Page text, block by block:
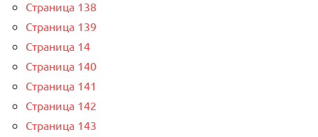
Страница 138
Страница 139
Страница 14
Страница 140
Страница 141
Страница 142
Страница 143